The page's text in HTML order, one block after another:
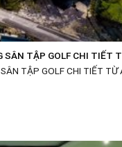
SÂN TẬP GOLF CHI TIẾT
SÂN TẬP GOLF CHI TIẾT